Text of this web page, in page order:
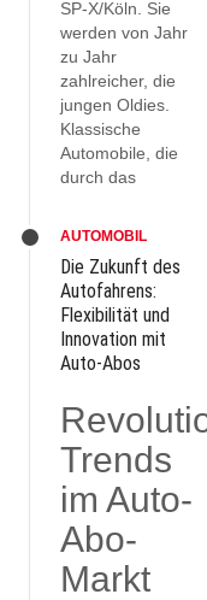
SP-X/Köln. Sie
werden von Jahr
zu Jahr
zahlreicher, die
jungen Oldies.
Klassische
Automobile, die
durch das
AUTOMOBIL
Die Zukunft des
Autofahrens:
Flexibilität und
Innovation mit
Auto-Abos
Trends
im Auto-
Abo-
Markt